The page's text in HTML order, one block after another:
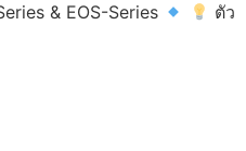
& EOS-Series
ตัว